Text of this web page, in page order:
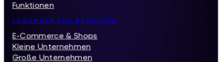
Funktionen
LÖSUNGEN FÜR BRANCHEN
E-Commerce & Shops
Kleine Unternehmen
Große Unternehmen